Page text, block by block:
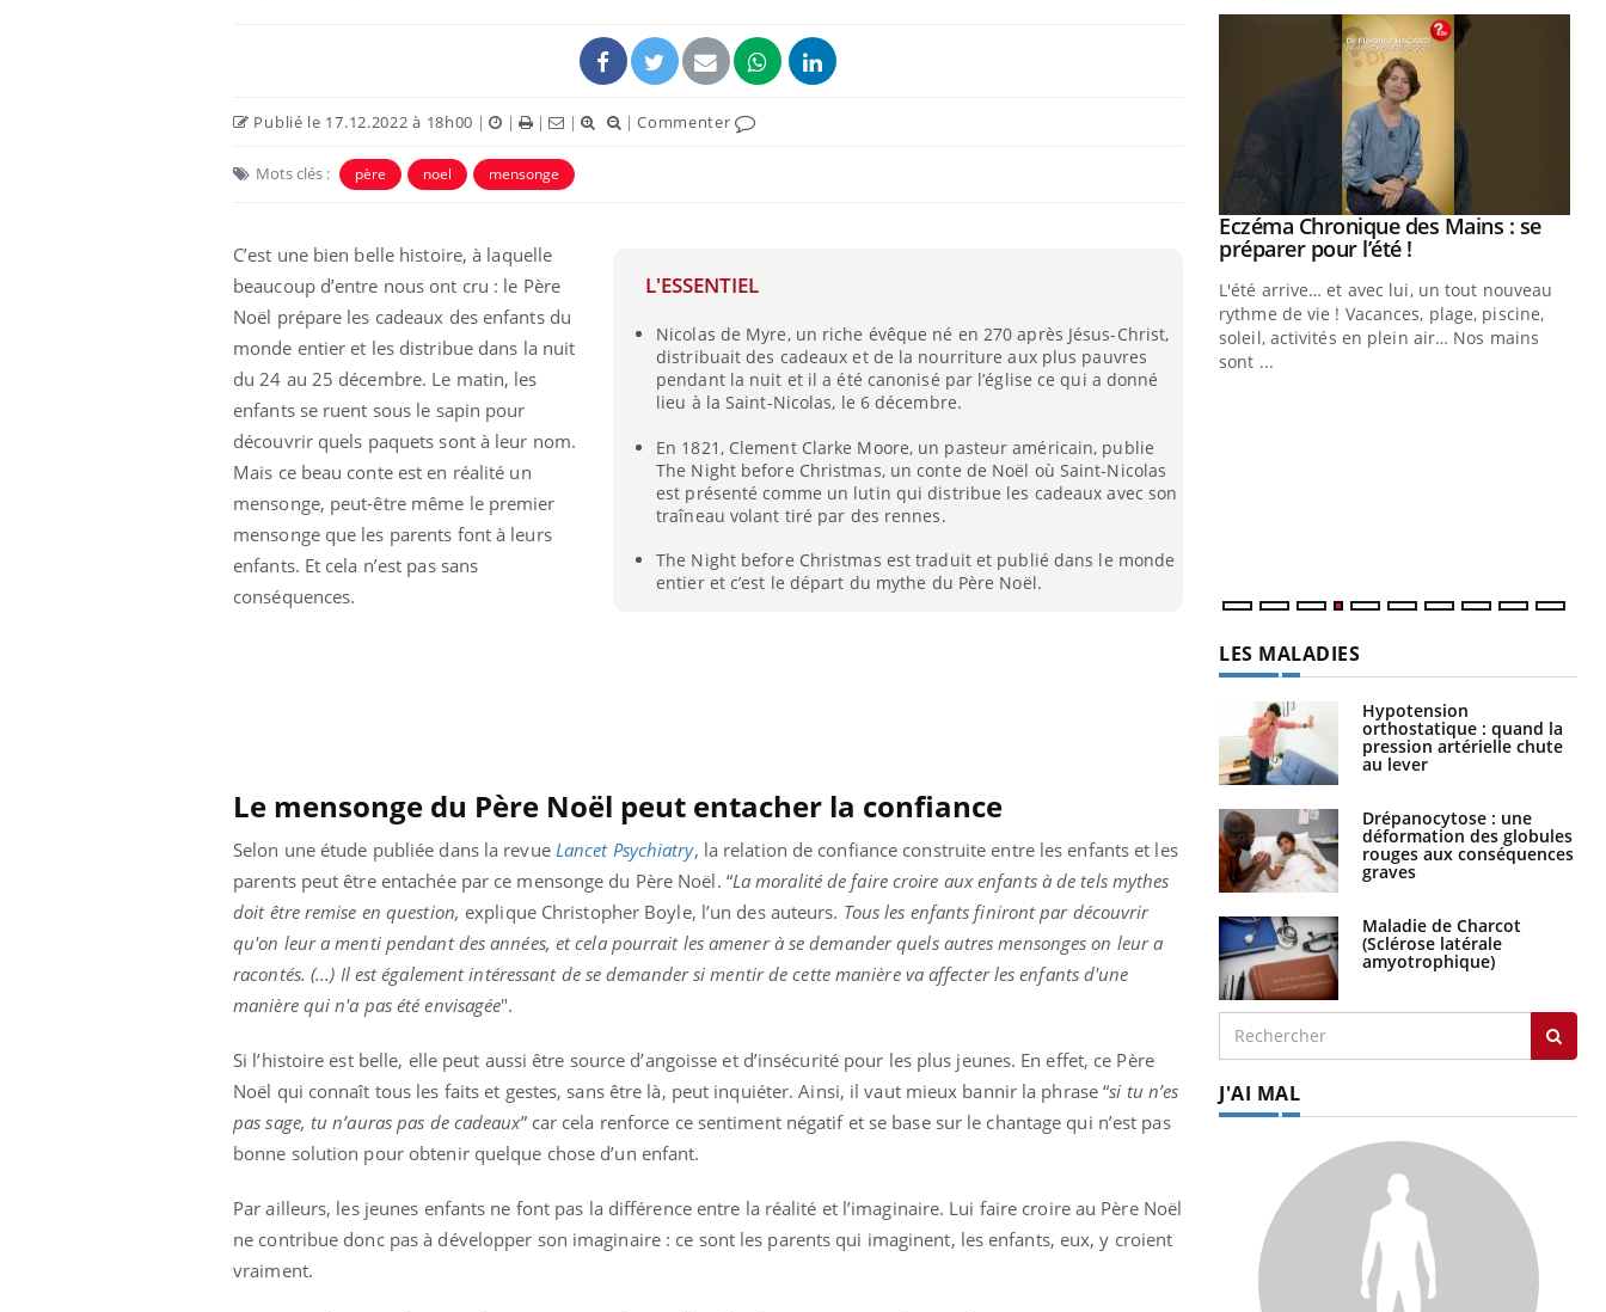
Publié le 17.12.2022 à 18h00 | | | | |Commenter
Mots clés : père noel mensonge
L'ESSENTIEL
Nicolas de Myre, un riche évêque né en 270 après Jésus-Christ,
distribuait des cadeaux et de la nourriture aux plus pauvres
pendant la nuit et il a été canonisé par l’église ce qui a donné
lieu à la Saint-Nicolas, le 6 décembre.
En 1821, Clement Clarke Moore, un pasteur américain, publie
The Night before Christmas, un conte de Noël où Saint-Nicolas
est présenté comme un lutin qui distribue les cadeaux avec son
traîneau volant tiré par des rennes.
The Night before Christmas est traduit et publié dans le monde
entier et c’est le départ du mythe du Père Noël.
C’est une bien belle histoire, à laquelle
beaucoup d’entre nous ont cru : le Père
Noël prépare les cadeaux des enfants du
monde entier et les distribue dans la nuit
du 24 au 25 décembre. Le matin, les
enfants se ruent sous le sapin pour
découvrir quels paquets sont à leur nom.
Mais ce beau conte est en réalité un
mensonge, peut-être même le premier
mensonge que les parents font à leurs
enfants. Et cela n’est pas sans
conséquences.
Le mensonge du Père Noël peut entacher la confiance
Selon une étude publiée dans la revue Lancet Psychiatry, la relation de confiance construite entre les enfants et les
parents peut être entachée par ce mensonge du Père Noël. “La moralité de faire croire aux enfants à de tels mythes
doit être remise en question, explique Christopher Boyle, l’un des auteurs. Tous les enfants finiront par découvrir
qu'on leur a menti pendant des années, et cela pourrait les amener à se demander quels autres mensonges on leur a
racontés. (...) Il est également intéressant de se demander si mentir de cette manière va affecter les enfants d'une
manière qui n'a pas été envisagée".
Si l’histoire est belle, elle peut aussi être source d’angoisse et d’insécurité pour les plus jeunes. En effet, ce Père
Noël qui connaît tous les faits et gestes, sans être là, peut inquiéter. Ainsi, il vaut mieux bannir la phrase “si tu n’es
pas sage, tu n’auras pas de cadeaux” car cela renforce ce sentiment négatif et se base sur le chantage qui n’est pas
bonne solution pour obtenir quelque chose d’un enfant.
Par ailleurs, les jeunes enfants ne font pas la différence entre la réalité et l’imaginaire. Lui faire croire au Père Noël
ne contribue donc pas à développer son imaginaire : ce sont les parents qui imaginent, les enfants, eux, y croient
vraiment.
Youtube
Fatigue, irritabilité, brouillard mental ou
même alopécie… Les symptômes de la
carence en fer sont multiples ce qui la rend
osait en parler??
En 2026, l'insuline dans le diabète de type 2
reste entourée d'idées reçues chez les
patients comme parfois chez les soignants.
Youtube
Eczéma Chronique des Mains : se
préparer pour l’été !Youtube
L'été arrive… et avec lui, un tout nouveau
rythme de vie ! Vacances, plage, piscine,
soleil, activités en plein air… Nos mains
sont ...
LES MALADIES
Hypotension
orthostatique : quand la
pression artérielle chute
au lever
Drépanocytose : une
déformation des globules
rouges aux conséquences
graves
Maladie de Charcot
(Sclérose latérale
amyotrophique)
J'AI MAL